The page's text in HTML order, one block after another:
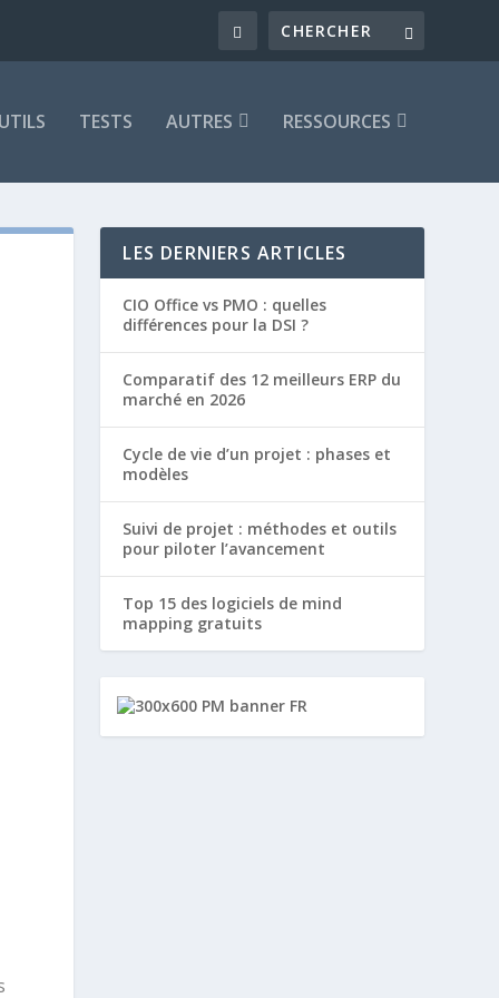
TESTS AUTRES RESSOURCES
LES DERNIERS ARTICLES
CIO Office vs PMO : quelles
différences pour la DSI ?
Comparatif des 12 meilleurs ERP du
marché en 2026
Cycle de vie d’un projet : phases et
modèles
Suivi de projet : méthodes et outils
pour piloter l’avancement
Top 15 des logiciels de mind
mapping gratuits